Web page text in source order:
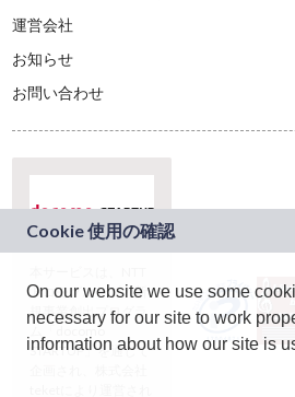
運営会社
お知らせ
お問い合わせ
ドコモグループの新
規事業創出プログラ
ム「docomo
STARTUP」を通じて
On our website we use some
necessary for our site to work
information about how our site is